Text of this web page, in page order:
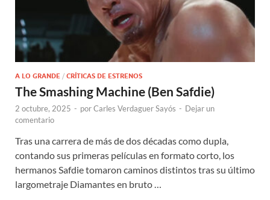
A LO GRANDE / CRÍTICAS DE ESTRENOS
The Smashing Machine (Ben Safdie)
2 octubre, 2025 - porCarles Verdaguer Sayós - Dejar un
comentario
Tras una carrera de más de dos décadas como dupla,
contando sus primeras películas en formato corto, los
hermanos Safdie tomaron caminos distintos tras su último
largometraje Diamantes en bruto …